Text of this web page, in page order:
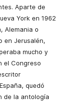
Aparte de
York en 1962
Alemania o
en Jerusalén,
mucho y
el Congreso
quedó
de la antología